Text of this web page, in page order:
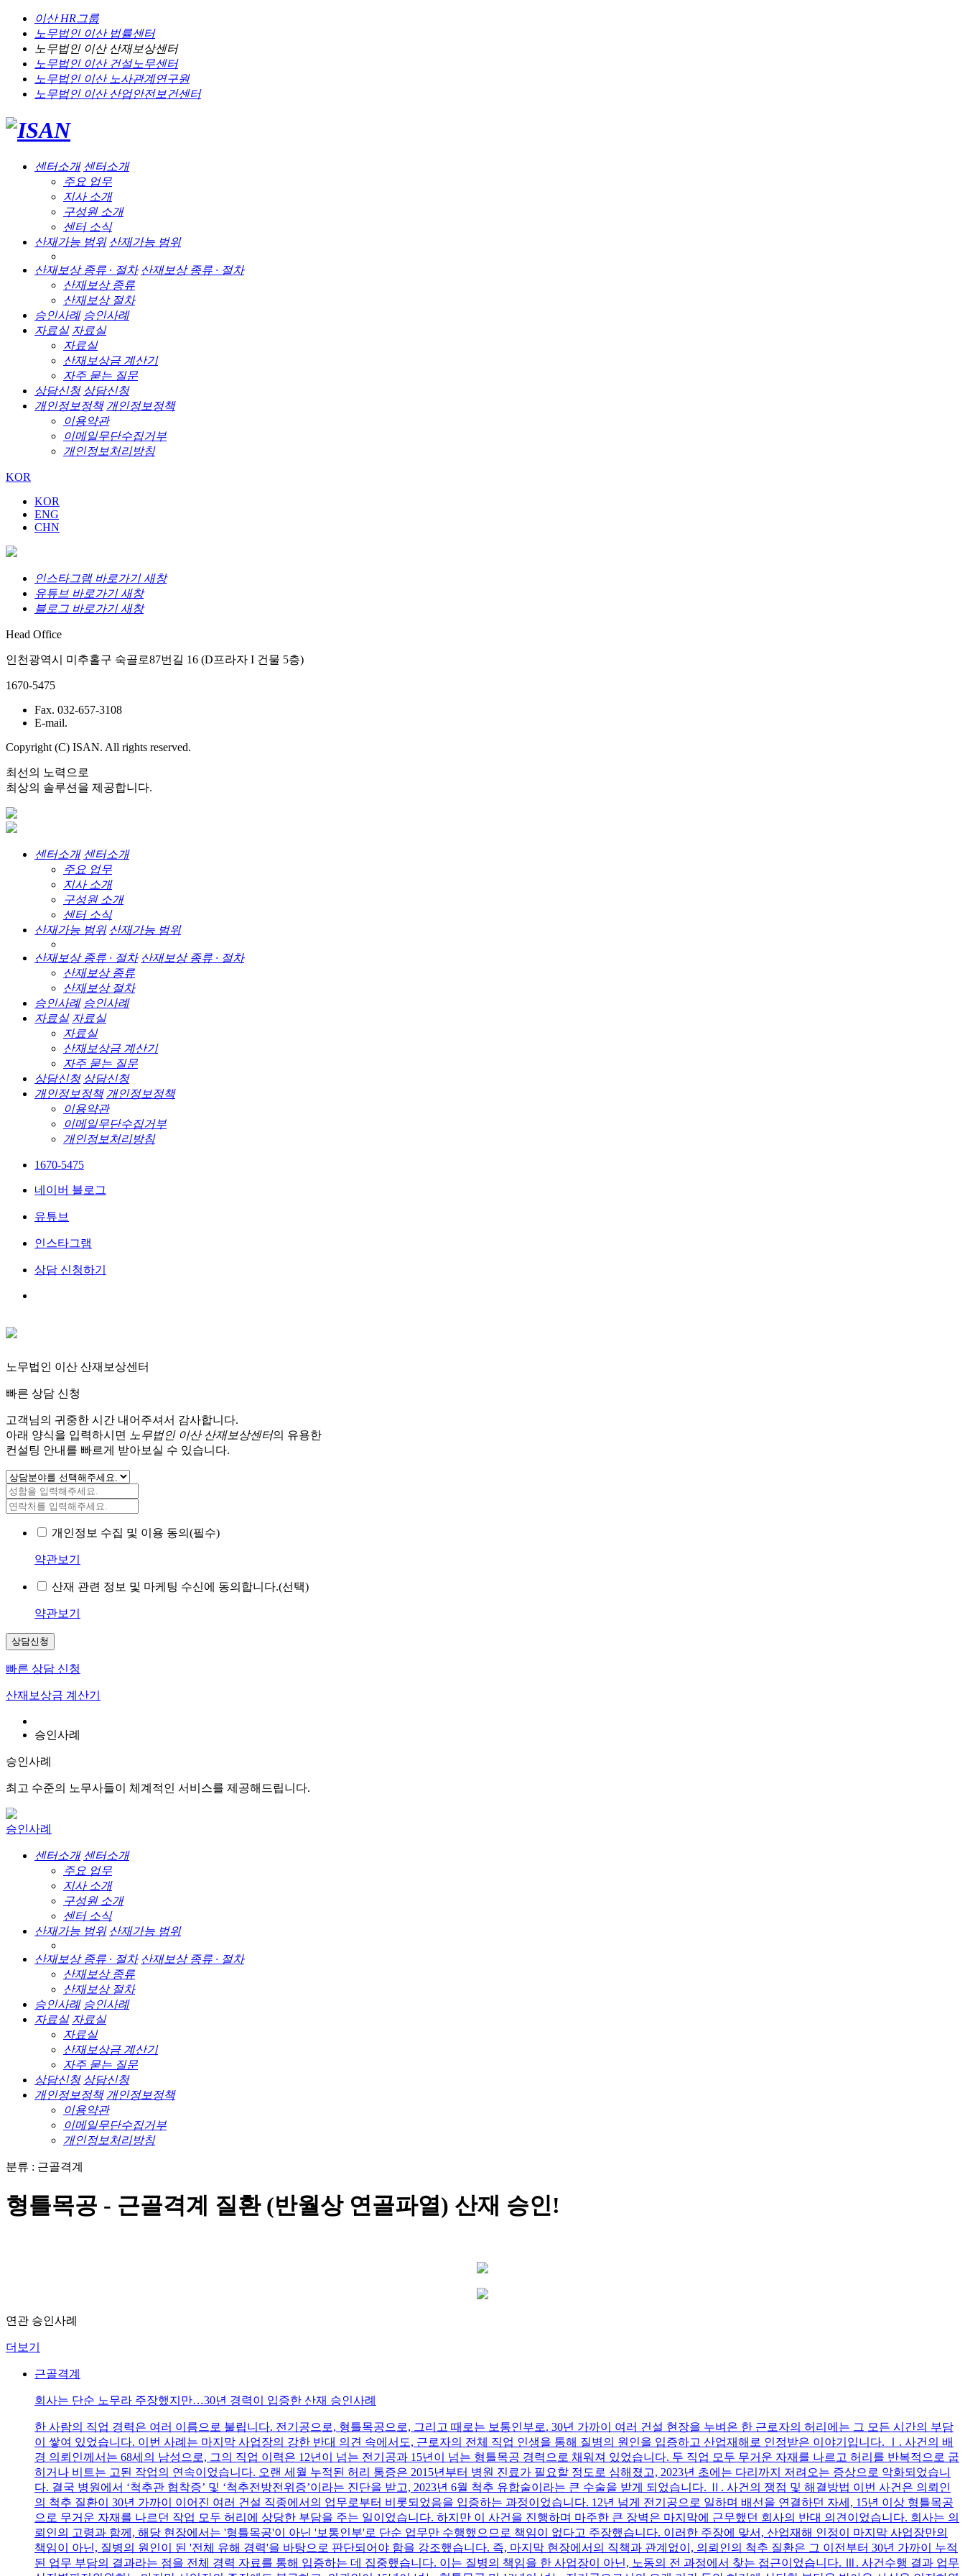
이산 HR그룹
노무법인 이산법률센터
노무법인 이산산재보상센터
노무법인 이산건설노무센터
노무법인 이산노사관계연구원
노무법인 이산산업안전보건센터
센터소개 센터소개
주요 업무
지사 소개
구성원 소개
센터 소식
산재가능 범위 산재가능 범위
산재보상 종류 · 절차 산재보상 종류 · 절차
산재보상 종류
산재보상 절차
승인사례 승인사례
자료실 자료실
자료실
산재보상금 계산기
자주 묻는 질문
상담신청 상담신청
개인정보정책 개인정보정책
이용약관
이메일무단수집거부
개인정보처리방침
KOR
KOR
ENG
CHN
인스타그램 바로가기 새창
유튜브 바로가기 새창
블로그 바로가기 새창
Head Office
인천광역시 미추홀구 숙골로87번길 16 (D프라자 I 건물 5층)
1670-5475
Fax. 032-657-3108
E-mail.
Copyright (C) ISAN. All rights reserved.
최선의 노력으로
최상의 솔루션을 제공합니다.
센터소개 센터소개
주요 업무
지사 소개
구성원 소개
센터 소식
산재가능 범위 산재가능 범위
산재보상 종류 · 절차 산재보상 종류 · 절차
산재보상 종류
산재보상 절차
승인사례 승인사례
자료실 자료실
자료실
산재보상금 계산기
자주 묻는 질문
상담신청 상담신청
개인정보정책 개인정보정책
이용약관
이메일무단수집거부
개인정보처리방침
1670-5475
네이버 블로그
유튜브
인스타그램
상담 신청하기
노무법인 이산 산재보상센터
빠른 상담 신청
고객님의 귀중한 시간 내어주셔서 감사합니다.
아래 양식을 입력하시면
노무법인 이산 산재보상센터의 유용한
컨설팅 안내를 빠르게 받아보실 수 있습니다.
개인정보 수집 및 이용 동의(필수)
약관보기
산재 관련 정보 및 마케팅 수신에 동의합니다.(선택)
약관보기
상담신청
빠른 상담 신청
산재보상금 계산기
승인사례
승인사례
최고 수준의 노무사들이 체계적인 서비스를 제공해드립니다.
승인사례
센터소개 센터소개
주요 업무
지사 소개
구성원 소개
센터 소식
산재가능 범위 산재가능 범위
산재보상 종류 · 절차 산재보상 종류 · 절차
산재보상 종류
산재보상 절차
승인사례 승인사례
자료실 자료실
자료실
산재보상금 계산기
자주 묻는 질문
상담신청 상담신청
개인정보정책 개인정보정책
이용약관
이메일무단수집거부
개인정보처리방침
분류 : 근골격계
형틀목공 - 근골격계 질환 (반월상 연골파열) 산재 승인!
연관 승인사례
더보기
근골격계
회사는 단순 노무라 주장했지만…30년 경력이 입증한 산재 승인사례
한 사람의 직업 경력은 여러 이름으로 불립니다. 전기공으로, 형틀목공으로, 그리고 때로는 보통인부로. 30년 가까이 여러 건설 현장을 누벼온 한 근로자의 허리에는 그 모든 시간의 부담
이 쌓여 있었습니다. 이번 사례는 마지막 사업장의 강한 반대 의견 속에서도, 근로자의 전체 직업 인생을 통해 질병의 원인을 입증하고 산업재해로 인정받은 이야기입니다. Ⅰ. 사건의 배
경 의뢰인께서는 68세의 남성으로, 그의 직업 이력은 12년이 넘는 전기공과 15년이 넘는 형틀목공 경력으로 채워져 있었습니다. 두 직업 모두 무거운 자재를 나르고 허리를 반복적으로 굽
히거나 비트는 고된 작업의 연속이었습니다. 오랜 세월 누적된 허리 통증은 2015년부터 병원 진료가 필요할 정도로 심해졌고, 2023년 초에는 다리까지 저려오는 증상으로 악화되었습니
다. 결국 병원에서 ‘척추관 협착증’ 및 ‘척추전방전위증’이라는 진단을 받고, 2023년 6월 척추 유합술이라는 큰 수술을 받게 되었습니다. Ⅱ. 사건의 쟁점 및 해결방법 이번 사건은 의뢰인
의 척추 질환이 30년 가까이 이어진 여러 건설 직종에서의 업무로부터 비롯되었음을 입증하는 과정이었습니다. 12년 넘게 전기공으로 일하며 배선을 연결하던 자세, 15년 이상 형틀목공
으로 무거운 자재를 나르던 작업 모두 허리에 상당한 부담을 주는 일이었습니다. 하지만 이 사건을 진행하며 마주한 큰 장벽은 마지막에 근무했던 회사의 반대 의견이었습니다. 회사는 의
뢰인의 고령과 함께, 해당 현장에서는 '형틀목공'이 아닌 '보통인부'로 단순 업무만 수행했으므로 책임이 없다고 주장했습니다. 이러한 주장에 맞서, 산업재해 인정이 마지막 사업장만의
책임이 아닌, 질병의 원인이 된 '전체 유해 경력'을 바탕으로 판단되어야 함을 강조했습니다. 즉, 마지막 현장에서의 직책과 관계없이, 의뢰인의 척추 질환은 그 이전부터 30년 가까이 누적
된 업무 부담의 결과라는 점을 전체 경력 자료를 통해 입증하는 데 집중했습니다. 이는 질병의 책임을 한 사업장이 아닌, 노동의 전 과정에서 찾는 접근이었습니다. Ⅲ. 사건수행 결과 업무